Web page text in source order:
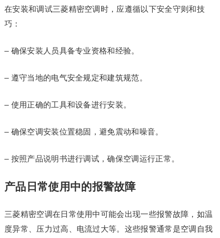
在安装和调试三菱精密空调时，应遵循以下安全守则和技
巧：
– 确保安装人员具备专业资格和经验。
– 遵守当地的电气安全规定和建筑规范。
– 使用正确的工具和设备进行安装。
– 确保空调安装位置稳固，避免震动和噪音。
– 按照产品说明书进行调试，确保空调运行正常。
产品日常使用中的报警故障
三菱精密空调在日常使用中可能会出现一些报警故障，如温
度异常、压力过高、电流过大等。这些报警通常是空调自我